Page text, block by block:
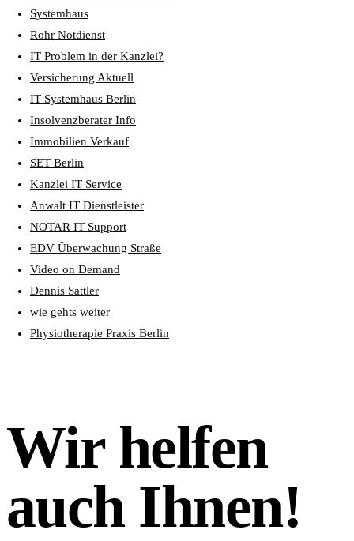
Systemhaus
Rohr Notdienst
IT Problem in der Kanzlei?
Versicherung Aktuell
IT Systemhaus Berlin
Insolvenzberater Info
Immobilien Verkauf
SET Berlin
Kanzlei IT Service
Anwalt IT Dienstleister
NOTAR IT Support
EDV Überwachung Straße
Video on Demand
Dennis Sattler
wie gehts weiter
Physiotherapie Praxis Berlin
Wir helfen
auch Ihnen!